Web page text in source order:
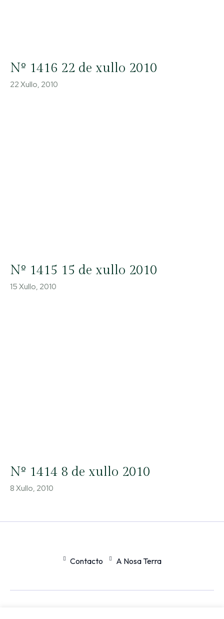
Nº 1416 22 de xullo 2010
22 Xullo, 2010
Nº 1415 15 de xullo 2010
15 Xullo, 2010
Nº 1414 8 de xullo 2010
8 Xullo, 2010
Contacto A Nosa Terra